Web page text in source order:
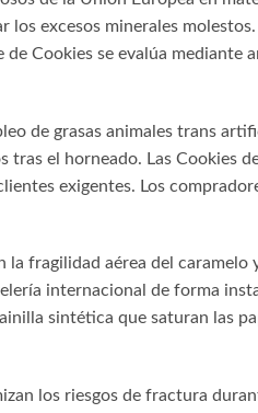
excesos minerales
Cookies se evalúa mediante
de grasas animales trans
el horneado. Las Cookies
exigentes. Los
fragilidad aérea del caramelo
internacional de forma
sintética que saturan las
los riesgos de fractura